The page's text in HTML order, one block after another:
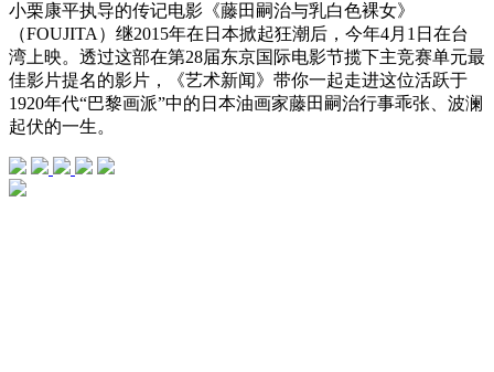
小栗康平执导的传记电影《藤田嗣治与乳白色裸女》
（FOUJITA）继2015年在日本掀起狂潮后，今年4月1日在台
湾上映。透过这部在第28届东京国际电影节揽下主竞赛单元最
佳影片提名的影片，《艺术新闻》带你一起走进这位活跃于
1920年代“巴黎画派”中的日本油画家藤田嗣治行事乖张、波澜
起伏的一生。